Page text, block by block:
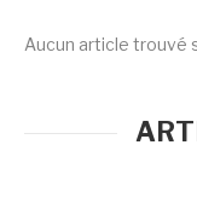
Aucun article trouvé